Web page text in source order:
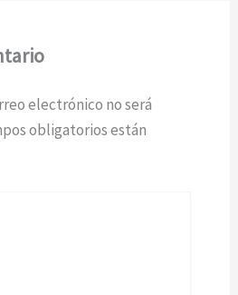
electrónico no será
obligatorios están